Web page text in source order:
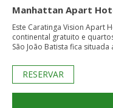
Manhattan Apart
Este Caratinga Vision Apart
continental gratuito e
São João Batista fica situada
RESERVAR